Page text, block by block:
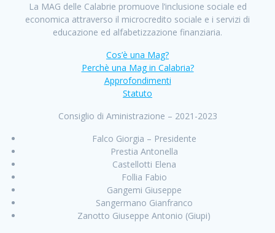
La MAG delle Calabrie promuove l’inclusione sociale ed
economica attraverso il microcredito sociale e i servizi di
educazione ed alfabetizzazione finanziaria.
Cos’è una Mag?
Perchè una Mag in Calabria?
Approfondimenti
Statuto
Consiglio di Aministrazione – 2021-2023
Falco Giorgia – Presidente
Prestia Antonella
Castellotti Elena
Follia Fabio
Gangemi Giuseppe
Sangermano Gianfranco
Zanotto Giuseppe Antonio (Giupi)